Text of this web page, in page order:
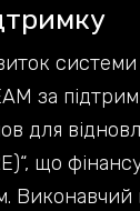
за
для
що
Виконавчий